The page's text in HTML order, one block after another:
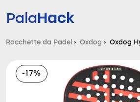
PalaHack
Domande e
Racchette da Padel › Oxdog › Oxdog
-17%